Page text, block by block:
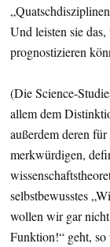
Und leisten sie
prognostizieren
(Die Science-
allem dem
außerdem deren
merkwürdigen,
selbstbewusstes
wollen wir gar
Funktion!“ geht,